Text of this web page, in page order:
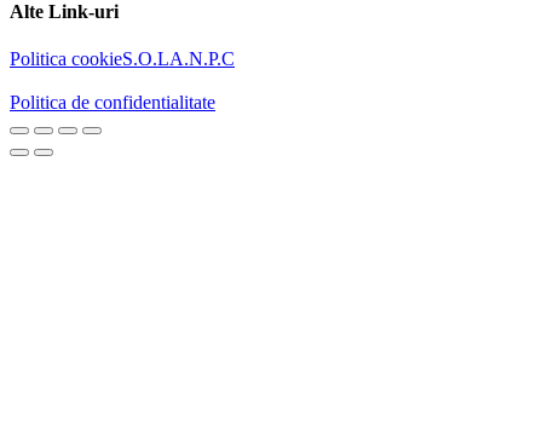
Alte Link-uri
Politica cookieS.O.LA.N.P.C
Politica de confidentialitate